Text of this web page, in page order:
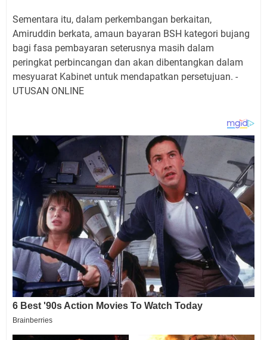
Sementara itu, dalam perkembangan berkaitan,
Amiruddin berkata, amaun bayaran BSH kategori bujang
bagi fasa pembayaran seterusnya masih dalam
peringkat perbincangan dan akan dibentangkan dalam
mesyuarat Kabinet untuk mendapatkan persetujuan. -
UTUSAN ONLINE